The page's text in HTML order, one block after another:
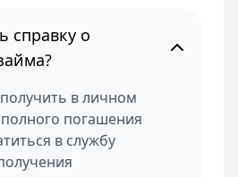
справку о
в личном
погашения
в службу